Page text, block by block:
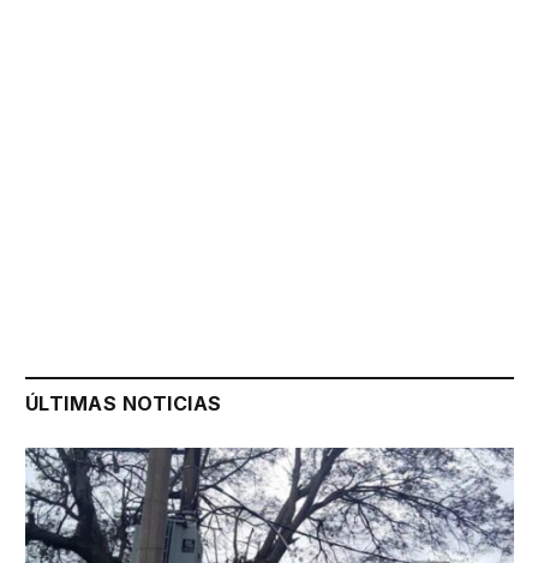
ÚLTIMAS NOTICIAS